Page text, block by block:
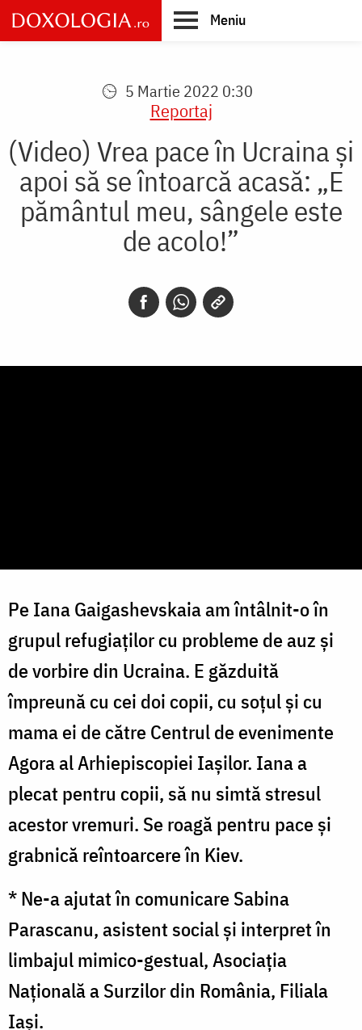
Skip
to
main
Meniu
5 Martie 2022 0:30
Reportaj
(Video) Vrea pace în Ucraina și
apoi să se întoarcă acasă: „E
pământul meu, sângele este
de acolo!”
Pe Iana Gaigashevskaia am întâlnit-o în
grupul refugiaților cu probleme de auz și
de vorbire din Ucraina. E găzduită
împreună cu cei doi copii, cu soțul și cu
mama ei de către Centrul de evenimente
Agora al Arhiepiscopiei Iașilor. Iana a
plecat pentru copii, să nu simtă stresul
acestor vremuri. Se roagă pentru pace și
grabnică reîntoarcere în Kiev.
* Ne-a ajutat în comunicare Sabina
Parascanu, asistent social și interpret în
limbajul mimico-gestual, Asociația
Națională a Surzilor din România, Filiala
Iași.